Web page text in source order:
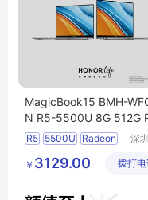
MagicBook15 BMH-
N R5-5500U 8G 512G
eon 7 15笔记本电脑可
R5 5500U
Radeon
深
有
￥ 3129.00 拨打